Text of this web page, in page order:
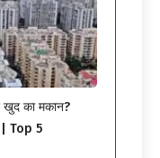
खुद का मकान?
| Top 5